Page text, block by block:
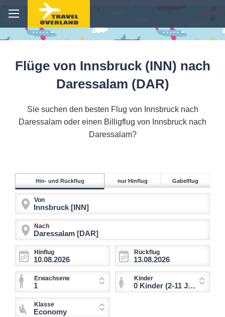
Flüge von Innsbruck (INN) nach
Daressalam (DAR)
Sie suchen den besten Flug von Innsbruck nach
Daressalam oder einen Billigflug von Innsbruck nach
Daressalam?
Hin- und Rückflug nur Hinflug Gabelflug
Von
Nach
Hinflug Rückflug
Erwachsene
1
Kinder
0 Kinder (2-11 Jahre)
Klasse
Economy